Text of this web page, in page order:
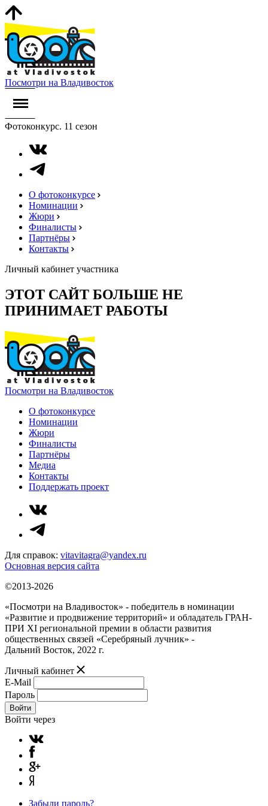
Посмотри на Владивосток
Фотоконкурс. 11 сезон
О фотоконкурсе
Номинации
Жюри
Финалисты
Партнёры
Контакты
Личный кабинет участника
ЭТОТ САЙТ БОЛЬШЕ НЕ
ПРИНИМАЕТ РАБОТЫ
Посмотри на Владивосток
О фотоконкурсе
Номинации
Жюри
Финалисты
Партнёры
Медиа
Контакты
Поддержать проект
Для справок: vitavitagra@yandex.ru
Основная версия сайта
©2013-2026
«Посмотри на Владивосток» - победитель в номинации
«Развитие и продвижение территорий» и обладатель ГРАН-
ПРИ XI региональной премии в области развития
общественных связей «Серебряный лучник» -
Дальний Восток, 2022 г.
Личный кабинет
E-Mail
Пароль
Войти
Войти через
Забыли пароль?